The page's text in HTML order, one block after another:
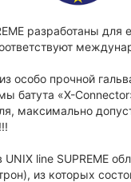
разработаны
особо прочной
батута «X-
максимально
line SUPREME
из которых